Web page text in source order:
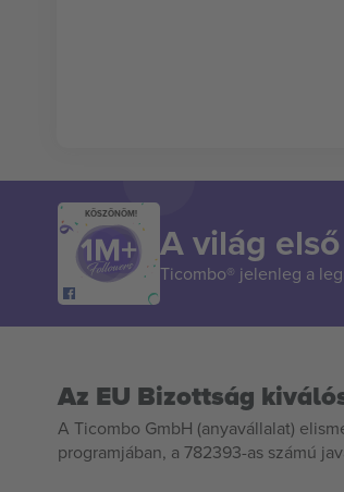
KÖSZÖNÖM!
A világ
Ticombo® jelenleg a
Az EU Bizottság
A Ticombo GmbH (anyavállalat)
programjában, a 782393-as számú